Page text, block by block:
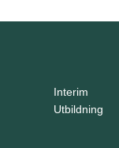
Interim
Utbildning